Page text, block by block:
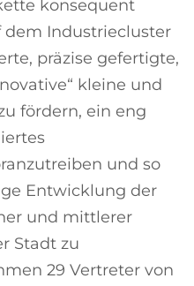
konsequent
dem Industriecluster
präzise gefertigte,
kleine und
fördern, ein eng
und so
Entwicklung der
und mittlerer
Stadt zu
29 Vertreter von